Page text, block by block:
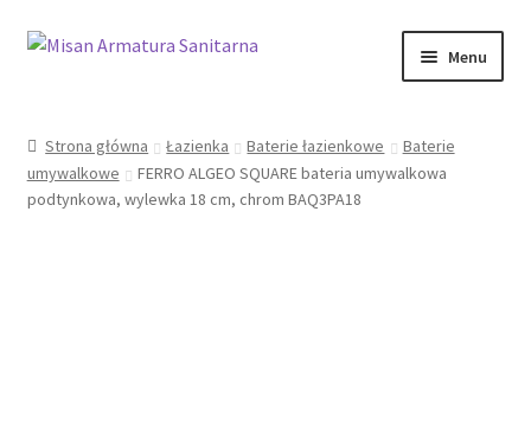
Przejdź
Przejdź
Menu
Moje konto
Strona główna Łazienka Baterie łazienkowe
Baterie
umywalkowe
FERRO ALGEO SQUARE bateria umywalkowa
podtynkowa, wylewka 18 cm, chrom BAQ3PA18